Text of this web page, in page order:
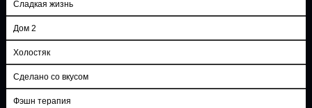
Сладкая жизнь
Дом 2
Холостяк
Сделано со вкусом
Фэшн терапия